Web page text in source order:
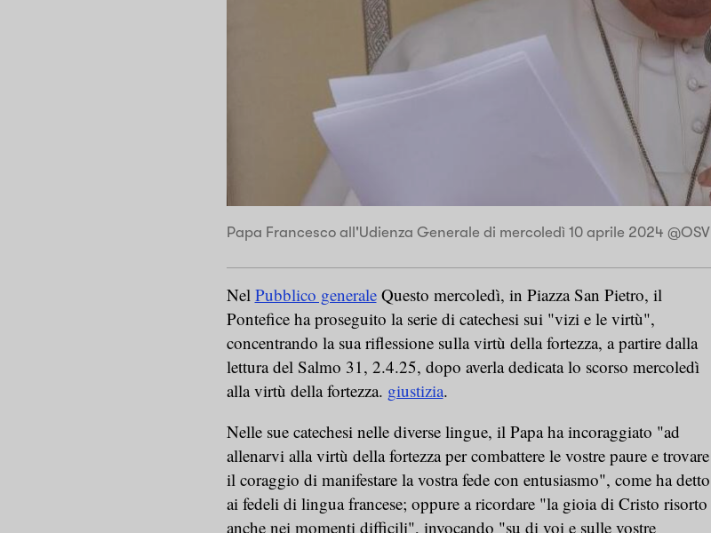
Papa Francesco all'Udienza Generale di mercoledì 10 aprile 2024 @OSV
Nel Pubblico generaleQuesto mercoledì, in Piazza San Pietro, il
Pontefice ha proseguito la serie di catechesi sui "vizi e le virtù",
concentrando la sua riflessione sulla virtù della fortezza, a partire dalla
lettura del Salmo 31, 2.4.25, dopo averla dedicata lo scorso mercoledì
alla virtù della fortezza. giustizia.
Nelle sue catechesi nelle diverse lingue, il Papa ha incoraggiato "ad
allenarvi alla virtù della fortezza per combattere le vostre paure e trovare
il coraggio di manifestare la vostra fede con entusiasmo", come ha detto
ai fedeli di lingua francese; oppure a ricordare "la gioia di Cristo risorto
anche nei momenti difficili", invocando "su di voi e sulle vostre